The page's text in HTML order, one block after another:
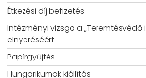
Étkezési díj befizetés
Intézményi vizsga a „Teremtésvédő
elnyeréséért
Papírgyűjtés
Hungarikumok kiállítás